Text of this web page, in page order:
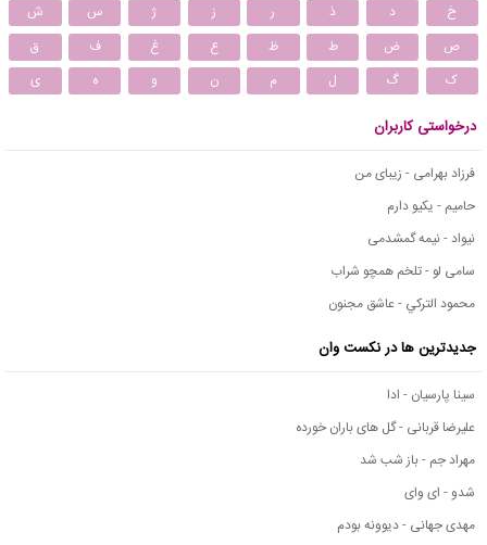
خ
د ذ ر ز ژ س
ش
ص
ض ط ظ ع غ ف
ق
ک
گ ل م ن و ه ی
درخواستی کاربران
فرزاد بهرامی - زیبای من
حامیم - یکیو دارم
نیواد - نیمه گمشدمی
سامی لو - تلخم همچو شراب
محمود التركي - عاشق مجنون
جدیدترین ها در نکست وان
سینا پارسیان - ادا
علیرضا قربانی - گل های باران خورده
مهراد جم - باز شب شد
شدو - ای وای
مهدی جهانی - دیوونه بودم